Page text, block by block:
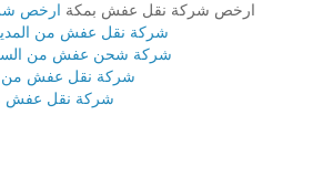
ارخص شركة نقل عفش بمكة ارخص
شركة نقل عفش من
شركة شحن عفش من
شركة نقل عفش من
شركة نقل عفش